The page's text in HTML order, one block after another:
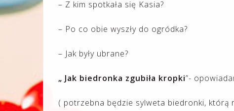
– Z kim spotkała się Kasia?
– Po co obie wyszły do ogródka?
– Jak były ubrane?
„ Jak biedronka zgubiła kropki”-
( potrzebna będzie sylweta biedronki,